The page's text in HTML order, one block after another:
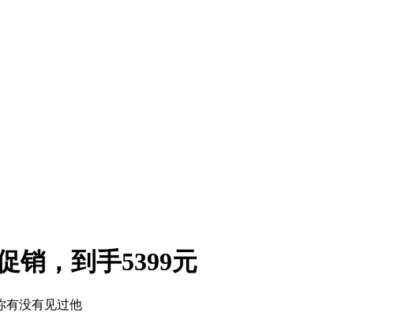
销，到手5399元
有没有见过他